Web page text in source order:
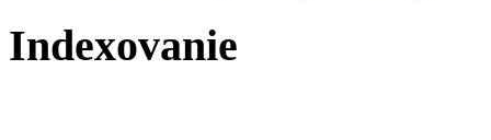
Indexovanie